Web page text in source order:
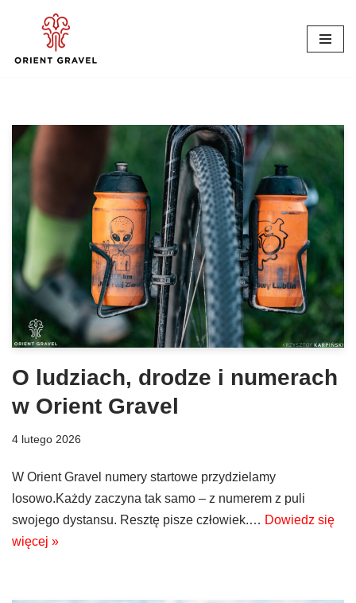
Przejdź
do
O ludziach, drodze i numerach
w Orient Gravel
4 lutego 2026
W Orient Gravel numery startowe przydzielamy
losowo.Każdy zaczyna tak samo – z numerem z puli
swojego dystansu. Resztę pisze człowiek.… Dowiedz się
więcej »